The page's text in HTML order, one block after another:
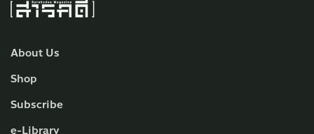
About Us
Shop
Subscribe
e-Library